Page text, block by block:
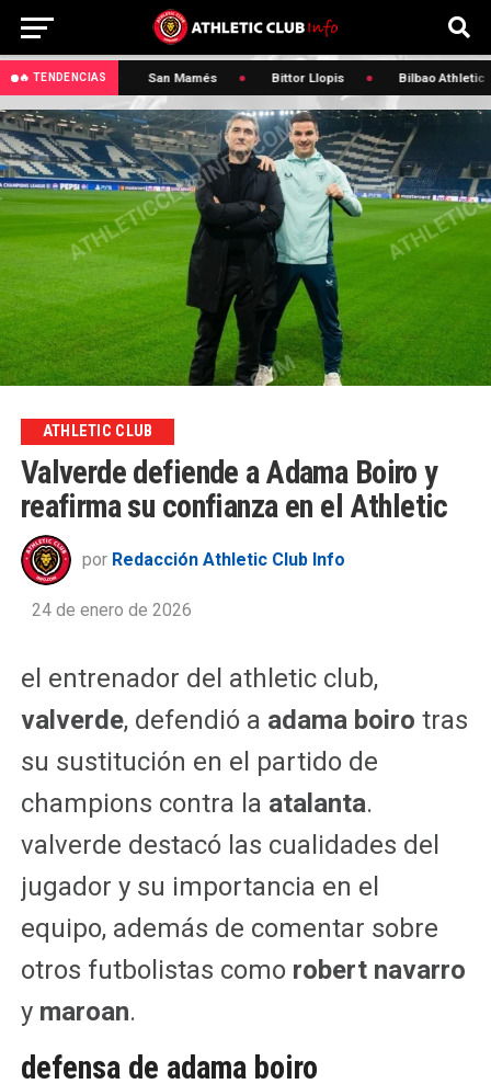
🔥 TENDENCIAS
🔥 Osasuna San Mamés Bittor Llopis Bilbao Athletic
ATHLETIC CLUB
Valverde defiende a Adama Boiro y
reafirma su confianza en el Athletic
por Redacción Athletic Club Info
24 de enero de 2026
el entrenador del athletic club,
valverde, defendió a adama boiro tras
su sustitución en el partido de
champions contra la atalanta.
valverde destacó las cualidades del
jugador y su importancia en el
equipo, además de comentar sobre
otros futbolistas como robert navarro
y maroan.
defensa de adama boiro